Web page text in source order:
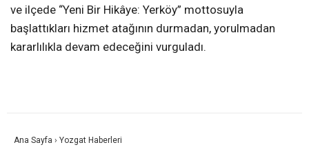
ve ilçede “Yeni Bir Hikâye: Yerköy” mottosuyla
başlattıkları hizmet atağının durmadan, yorulmadan
kararlılıkla devam edeceğini vurguladı.
Ana Sayfa › Yozgat Haberleri